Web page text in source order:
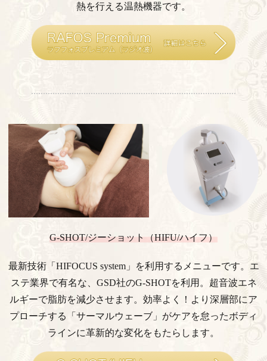
熱を行える温熱機器です。
G-SHOT/ジーショット（HIFU/ハイフ）
最新技術「HIFOCUS system」を利用するメニューです。エ
ステ業界で有名な、 GSD社のG-SHOTを利用。超音波エネ
ルギーで脂肪を減少させます。 効率よく！より深層部にア
プローチする「サーマルウェーブ」がケアを怠ったボディ
ラインに革新的な変化をもたらします。